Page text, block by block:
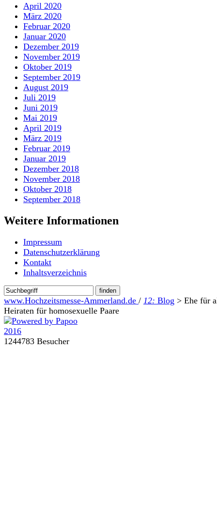
April 2020
März 2020
Februar 2020
Januar 2020
Dezember 2019
November 2019
Oktober 2019
September 2019
August 2019
Juli 2019
Juni 2019
Mai 2019
April 2019
März 2019
Februar 2019
Januar 2019
Dezember 2018
November 2018
Oktober 2018
September 2018
Weitere Informationen
Impressum
Datenschutzerklärung
Kontakt
Inhaltsverzeichnis
www.Hochzeitsmesse-Ammerland.de / 12: Blog > Ehe für
Heiraten für homosexuelle Paare
1244783 Besucher